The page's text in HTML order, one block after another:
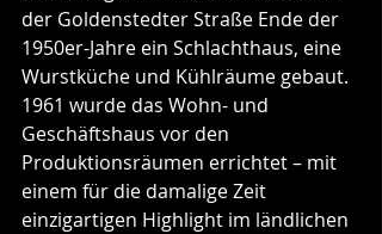
der Goldenstedter Straße Ende der
1950er-Jahre ein Schlachthaus, eine
Wurstküche und Kühlräume gebaut.
1961 wurde das Wohn- und
Geschäftshaus vor den
Produktionsräumen errichtet – mit
einem für die damalige Zeit
einzigartigen Highlight im ländlichen